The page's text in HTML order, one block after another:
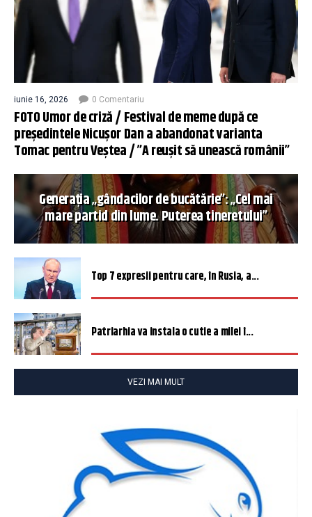
iunie 16, 2026 0 Comentariu
FOTO Umor de criză / Festival de meme după ce
președintele Nicușor Dan a abandonat varianta
Tomac pentru Veștea / ”A reușit să unească românii”
Generația „gândacilor de bucătărie”: „Cel mai
mare partid din lume. Puterea tineretului”
Top 7 expresii pentru care, în Rusia, a...
Patriarhia va instala o cutie a milei î...
VEZI MAI MULT